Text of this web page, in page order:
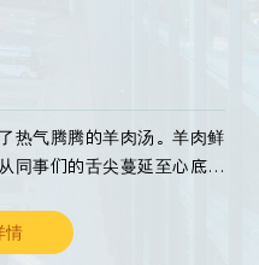
热气腾腾的羊肉汤。羊肉鲜
同事们的舌尖蔓延至心底。
情